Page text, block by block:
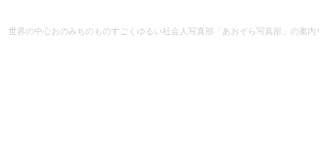
世界の中心おのみちのものすごくゆるい社会人写真部「あおぞら写真部」の案内